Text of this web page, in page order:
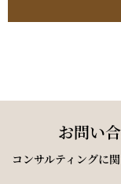
お問い
コンサルティングに